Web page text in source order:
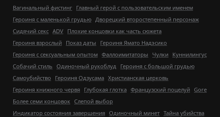
Вагинальный фистинг Главный герой с пользовательским именем
Героиня с маленькой грудью Дворецкий второстепенный персонаж
Сидячий секс ADV Плохие концовки как часть сюжета
Героиня взрослый Показ даты
Героиня Ямато Надэсико
Героиня с сексуальным опытом Фаллоимитаторы Чулки Куннилингус
Собачий стиль Одиночный рукоблуд Героиня с большой грудью
Самоубийство
Героиня Одзусама Христианская церковь
Героиня книжного червя Глубокая глотка Французский поцелуй Gore
Более семи концовок Слепой выбор
Индикатор состояния завершения Одиночный минет Тайна убийства